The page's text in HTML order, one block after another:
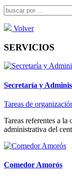
Volver
SERVICIOS
Secretaría y
Tareas de
Tareas referentes a
administrativa del
Comedor Amorós